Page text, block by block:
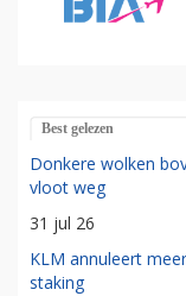
Best gelezen
Donkere wolken
vloot weg
31 jul 26
KLM annuleert
staking